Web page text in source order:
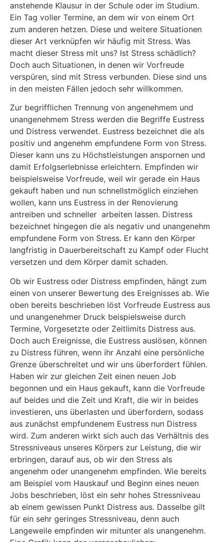
anstehende Klausur in der Schule oder im Studium.
Ein Tag voller Termine, an dem wir von einem Ort
zum anderen hetzen. Diese und weitere Situationen
dieser Art verknüpfen wir häufig mit Stress. Was
macht dieser Stress mit uns? Ist Stress schädlich?
Doch auch Situationen, in denen wir Vorfreude
verspüren, sind mit Stress verbunden. Diese sind uns
in den meisten Fällen jedoch sehr willkommen.
Zur begrifflichen Trennung von angenehmem und
unangenehmem Stress werden die Begriffe Eustress
und Distress verwendet. Eustress bezeichnet die als
positiv und angenehm empfundene Form von Stress.
Dieser kann uns zu Höchstleistungen anspornen und
damit Erfolgserlebnisse erleichtern. Empfinden wir
beispielsweise Vorfreude, weil wir gerade ein Haus
gekauft haben und nun schnellstmöglich einziehen
wollen, kann uns Eustress in der Renovierung
antreiben und schneller arbeiten lassen. Distress
bezeichnet hingegen die als negativ und unangenehm
empfundene Form von Stress. Er kann den Körper
langfristig in Dauerbereitschaft zu Kampf oder Flucht
versetzen und dem Körper damit schaden.
Ob wir Eustress oder Distress empfinden, hängt zum
einen von unserer Bewertung des Ereignisses ab. Wie
oben bereits beschrieben löst Vorfreude Eustress aus
und unangenehmer Druck beispielsweise durch
Termine, Vorgesetzte oder Zeitlimits Distress aus.
Doch auch Ereignisse, die Eustress auslösen, können
zu Distress führen, wenn ihr Anzahl eine persönliche
Grenze überschreitet und wir uns überfordert fühlen.
Haben wir zur gleichen Zeit einen neuen Job
begonnen und ein Haus gekauft, kann die Vorfreude
auf beides und die Zeit und Kraft, die wir in beides
investieren, uns überlasten und überfordern, sodass
aus zunächst empfundenem Eustress nun Distress
wird. Zum anderen wirkt sich auch das Verhältnis des
Stressniveaus unseres Körpers zur Leistung, die wir
erbringen, darauf aus, ob wir den Stress als
angenehm oder unangenehm empfinden. Wie bereits
am Beispiel vom Hauskauf und Beginn eines neuen
Jobs beschrieben, löst ein sehr hohes Stressniveau
ab einem gewissen Punkt Distress aus. Dasselbe gilt
für ein sehr geringes Stressniveau, denn auch
Langeweile empfinden wir mitunter als unangenehm.